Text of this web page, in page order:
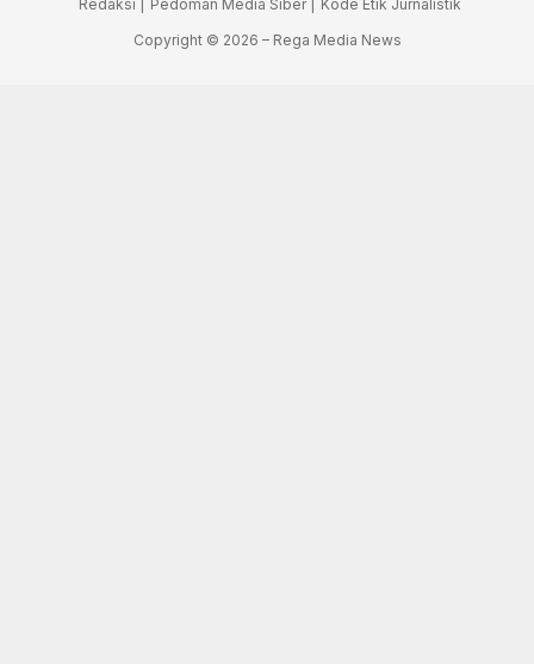
Redaksi | Pedoman Media Siber |
Kode Etik Jurnalistik
Copyright © 2026 – Rega Media News